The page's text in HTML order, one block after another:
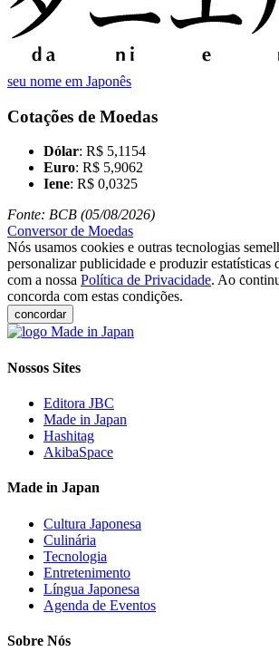
seu nome em Japonês
Cotações de Moedas
Dólar: R$ 5,1154
Euro: R$ 5,9062
Iene: R$ 0,0325
Fonte: BCB (05/08/2026)
Conversor de Moedas
Nós usamos cookies e outras tecnologias
personalizar publicidade e produzir estatísticas
com a nossa Política de Privacidade. Ao
concorda com estas condições.
concordar
Nossos Sites
Editora JBC
Made in Japan
Hashitag
AkibaSpace
Made in Japan
Cultura Japonesa
Culinária
Tecnologia
Entretenimento
Língua Japonesa
Agenda de Eventos
Sobre Nós